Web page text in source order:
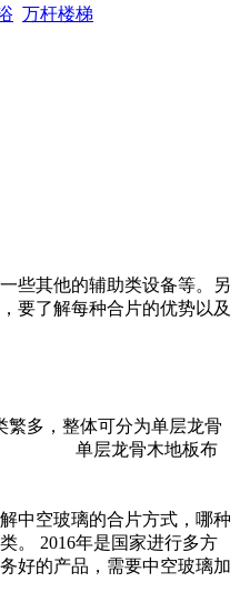
万杆楼梯
些其他的辅助类设备等。另
要了解每种合片的优势以及
多，整体可分为单层龙骨
序： 单层龙骨木地板布
中空玻璃的合片方式，哪种
。 2016年是国家进行多方
好的产品，需要中空玻璃加